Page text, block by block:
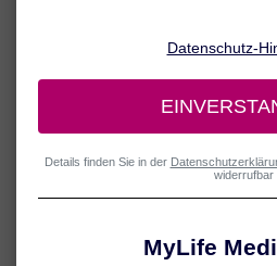
Kinderarzt
Sollten Sie den Verdacht haben,
vereinbaren Sie bitte einen Termin
Achten Sie also auf mögliche
Kopfschmerzen, die sich beim